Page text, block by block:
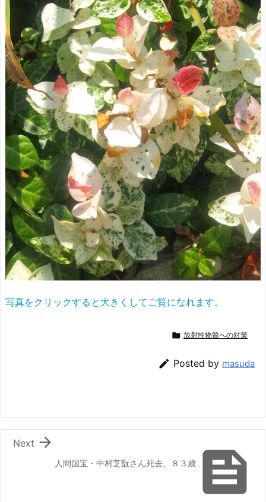
写真をクリックすると大きくしてご覧になれます。
 放射性物質への対策
 Posted by masuda

人間国宝・中村芝翫さん死去、８３歳

Next